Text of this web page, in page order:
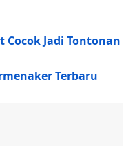
Jadi Tontonan
Terbaru